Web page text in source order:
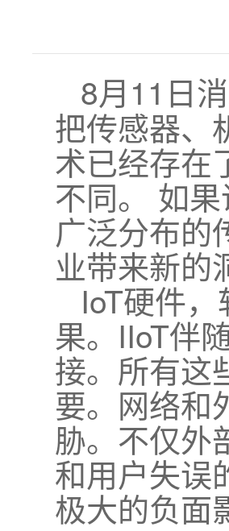
8月11日消
把传感器、
术已经存在
不同。 如
广泛分布的
业带来新的
IoT硬件
果。IIoT伴
接。所有这
要。网络和
胁。不仅外
和用户失误
极大的负面